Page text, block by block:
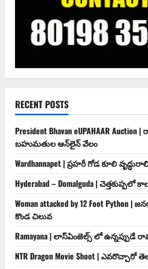
RECENT POSTS
President Bhavan eUPAHAAR Auction
బహుమతుల ఆన్‌లైన్ వేలం
Wardhannapet | ప్రహరీ గోడ కూలి
Hyderabad – Domalguda | చెత్త‌కుప్ప‌లో
Woman attacked by 12 Foot
కొండ చిలువ
Ramayana | లాస్ఏంజెల్స్ లో ఉన్నప్పుడే
NTR Dragon Movie Shoot | ఎవరొచ్చారో